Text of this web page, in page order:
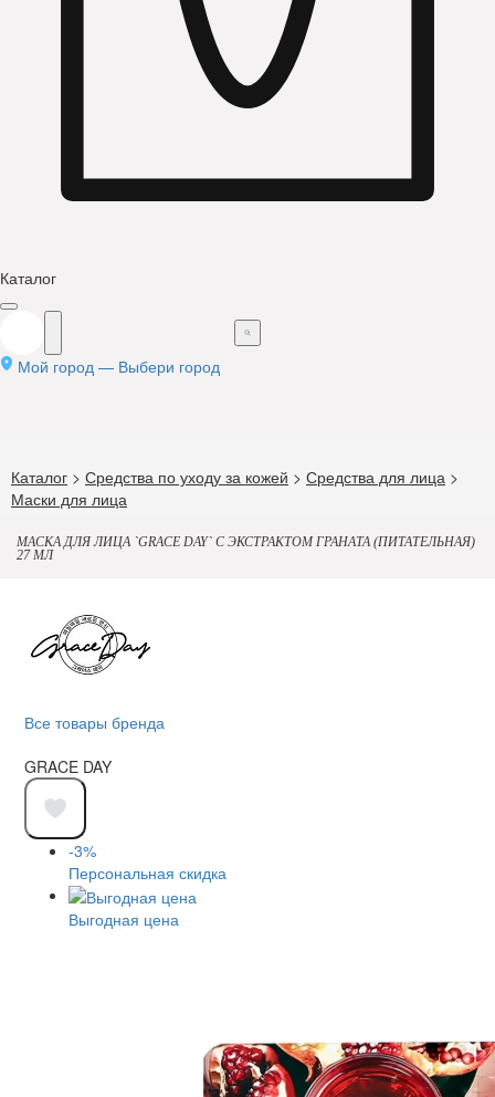
Каталог
Мой город — Выбери город
Каталог > Средства по уходу за кожей > Средства для лица >
Маски для лица
МАСКА ДЛЯ ЛИЦА `GRACE DAY` С ЭКСТРАКТОМ ГРАНАТА (ПИТАТЕЛЬНАЯ)
27 МЛ
Все товары бренда
GRACE DAY
-3%
Персональная скидка
Выгодная цена